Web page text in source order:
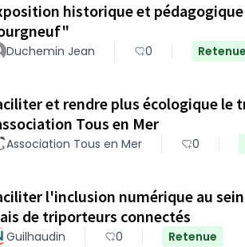
historique et
Duchemin Jean 0 Retenue
et rendre plus écologique le
Tous en Mer
Association Tous en Mer 0
l'inclusion numérique au
de triporteurs connectés
Guilhaudin 0 Retenue